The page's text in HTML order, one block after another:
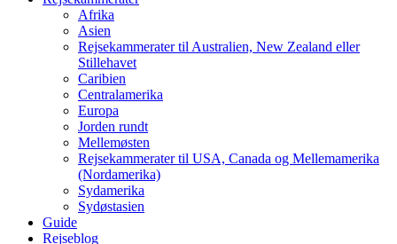
Afrika
Asien
Rejsekammerater til Australien, New Zealand eller
Stillehavet
Caribien
Centralamerika
Europa
Jorden rundt
Mellemøsten
Rejsekammerater til USA, Canada og Mellemamerika
(Nordamerika)
Sydamerika
Sydøstasien
Guide
Rejseblog